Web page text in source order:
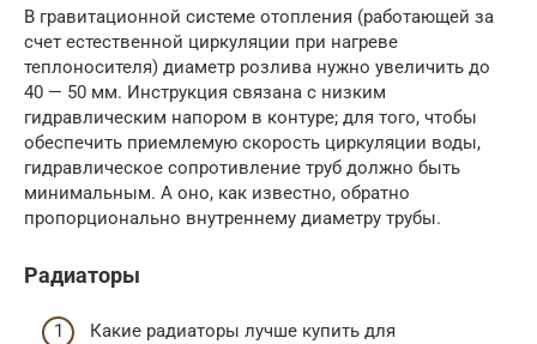
В гравитационной системе отопления (работающей за
счет естественной циркуляции при нагреве
теплоносителя) диаметр розлива нужно увеличить до
40 — 50 мм. Инструкция связана с низким
гидравлическим напором в контуре; для того, чтобы
обеспечить приемлемую скорость циркуляции воды,
гидравлическое сопротивление труб должно быть
минимальным. А оно, как известно, обратно
пропорционально внутреннему диаметру трубы.
Радиаторы
Какие радиаторы лучше купить для